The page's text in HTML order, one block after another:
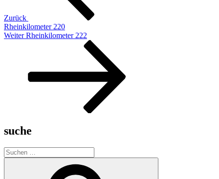
Zurück
Rheinkilometer 220
Nächster
Weiter Rheinkilometer 222
suche
Suche
nach: